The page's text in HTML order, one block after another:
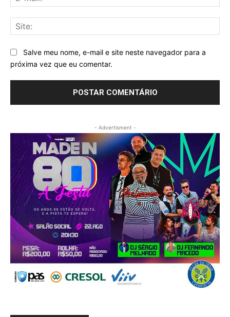
Salve meu nome, e-mail e site neste navegador para a
próxima vez que eu comentar.
- Advertisment -